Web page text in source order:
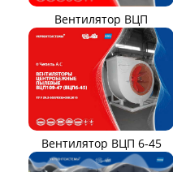
Вентилятор ВЦП
Вентилятор ВЦП 6-45